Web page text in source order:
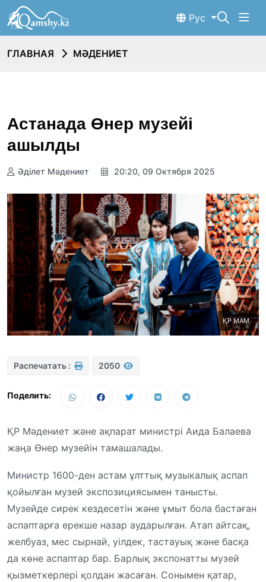
Рус
ГЛАВНАЯ МӘДЕНИЕТ
Астанада Өнер музейі
ашылды
Әділет Мәдениет 20:20, 09 Октября 2025
ҚР МАМ
Распечатать : 2050
Поделить:
ҚР Мәдениет және ақпарат министрі Аида Балаева
жаңа Өнер музейін тамашалады.
Министр 1600-ден астам ұлттық музыкалық аспап
қойылған музей экспозициясымен танысты.
Музейде сирек кездесетін және ұмыт бола бастаған
аспаптарға ерекше назар аударылған. Атап айтсақ,
желбуаз, мес сырнай, уілдек, тастауық және басқа
да көне аспаптар бар. Барлық экспонатты музей
қызметкерлері қолдан жасаған. Сонымен қатар,